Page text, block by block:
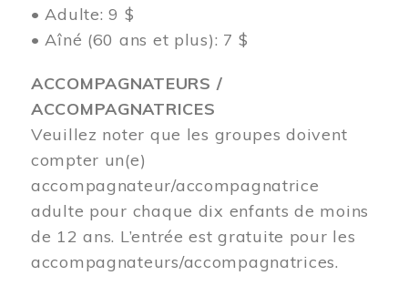
• Adulte: 9 $
• Aîné (60 ans et plus): 7 $
ACCOMPAGNATEURS /
ACCOMPAGNATRICES
Veuillez noter que les groupes doivent
compter un(e)
accompagnateur/accompagnatrice
adulte pour chaque dix enfants de moins
de 12 ans. L’entrée est gratuite pour les
accompagnateurs/accompagnatrices.